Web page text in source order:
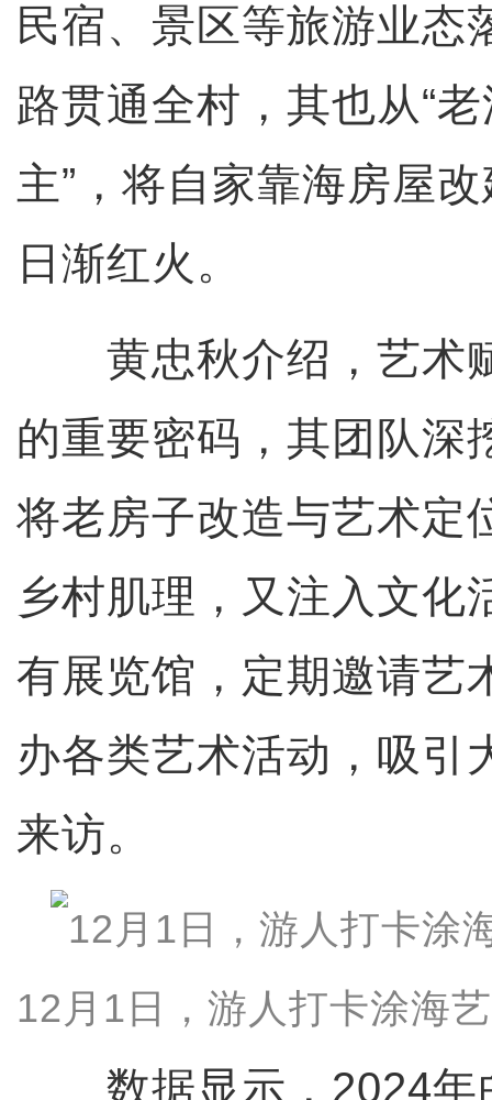
民宿、景区等旅游业态
路贯通全村，其也从“老
主”，将自家靠海房屋
日渐红火。
黄忠秋介绍，艺术
的重要密码，其团队深
将老房子改造与艺术定
乡村肌理，又注入文化
有展览馆，定期邀请艺
办各类艺术活动，吸引
来访。
12月1日，游人打卡涂海
数据显示，2024年